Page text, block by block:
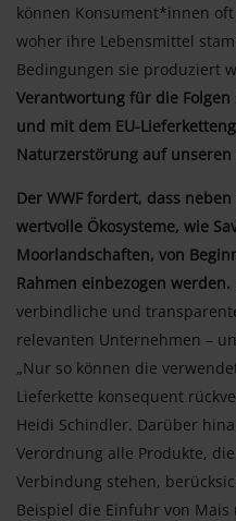
können Konsument*innen
woher ihre Lebensmittel
Bedingungen sie produziert
Verantwortung für die
und mit dem EU-
Naturzerstörung auf unseren
Der WWF fordert, dass
wertvolle Ökosysteme, wie
Moorlandschaften, von
Rahmen einbezogen werden.
verbindliche und
relevanten Unternehmen –
„Nur so können die
Lieferkette konsequent
Heidi Schindler. Darüber
Verordnung alle Produkte,
Verbindung stehen,
Beispiel die Einfuhr von